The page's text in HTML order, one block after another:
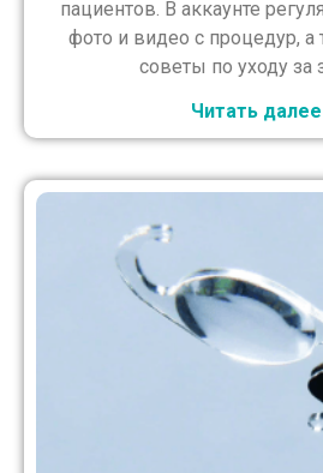
пациентов. В аккаунте
фото и видео с процедур,
советы по уходу за
Читать далее